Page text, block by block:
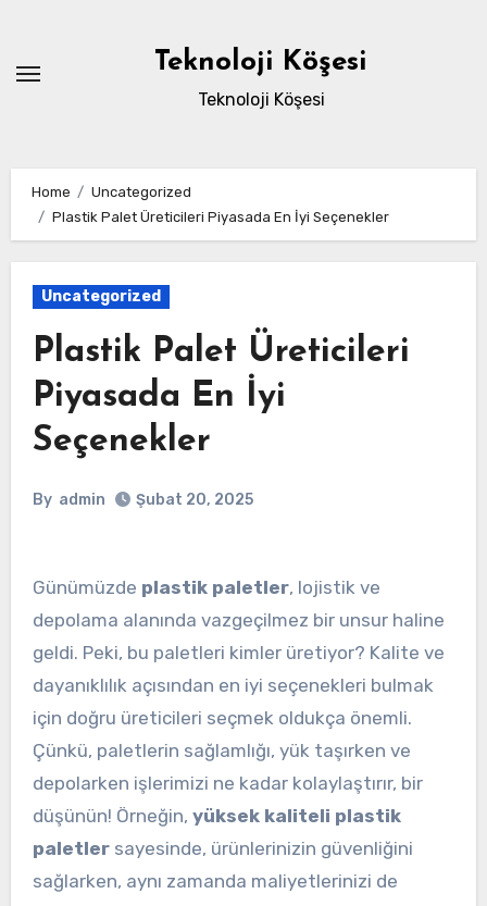
content
Teknoloji Köşesi
Teknoloji Köşesi
Home
Uncategorized
Plastik Palet Üreticileri Piyasada En İyi Seçenekler
Uncategorized
Plastik Palet Üreticileri
Piyasada En İyi
Seçenekler
By admin Şubat 20, 2025
Günümüzde plastik paletler, lojistik ve
depolama alanında vazgeçilmez bir unsur haline
geldi. Peki, bu paletleri kimler üretiyor? Kalite ve
dayanıklılık açısından en iyi seçenekleri bulmak
için doğru üreticileri seçmek oldukça önemli.
Çünkü, paletlerin sağlamlığı, yük taşırken ve
depolarken işlerimizi ne kadar kolaylaştırır, bir
düşünün! Örneğin, yüksek kaliteli plastik
paletlersayesinde, ürünlerinizin güvenliğini
sağlarken, aynı zamanda maliyetlerinizi de